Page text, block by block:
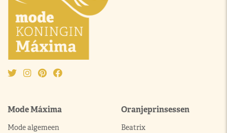
Mode Máxima
Mode algemeen
Oranjeprinsessen
Beatrix